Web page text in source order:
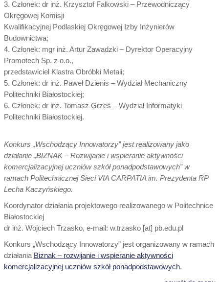
3. Członek: dr inż. Krzysztof Falkowski – Przewodniczący
Okręgowej Komisji
Kwalifikacyjnej Podlaskiej Okręgowej Izby Inżynierów
Budownictwa;
4. Członek: mgr inż. Artur Zawadzki – Dyrektor Operacyjny
Promotech Sp. z o.o.,
przedstawiciel Klastra Obróbki Metali;
5. Członek: dr inż. Paweł Dzienis – Wydział Mechaniczny
Politechniki Białostockiej;
6. Członek: dr inż. Tomasz Grześ – Wydział Informatyki
Politechniki Białostockiej.
Konkurs „Wschodzący Innowatorzy” jest realizowany jako
działanie „BIZNAK – Rozwijanie i wspieranie aktywności
komercjalizacyjnej uczniów szkół ponadpodstawowych” w
ramach Politechnicznej Sieci VIA CARPATIA im. Prezydenta RP
Lecha Kaczyńskiego.
Koordynator działania projektowego realizowanego w Politechnice
Białostockiej
dr inż. Wojciech Trzasko, e-mail: w.trzasko [at] pb.edu.pl
Konkurs „Wschodzący Innowatorzy” jest organizowany w ramach
działania Biznak – rozwijanie i wspieranie aktywności
komercjalizacyjnej uczniów szkół ponadpodstawowych.